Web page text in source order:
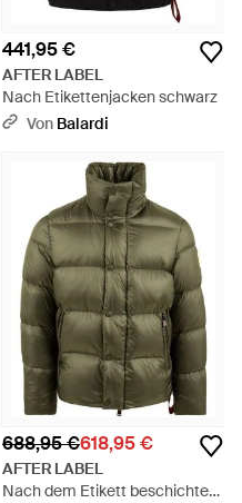
441,95 €
AFTER LABEL
Nach Etikettenjacken schwarz
Von Balardi
688,95 €618,95 €
AFTER LABEL
Nach dem Etikett beschichten